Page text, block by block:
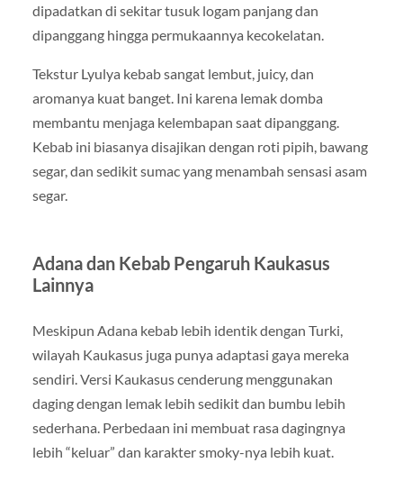
dipadatkan di sekitar tusuk logam panjang dan
dipanggang hingga permukaannya kecokelatan.
Tekstur Lyulya kebab sangat lembut, juicy, dan
aromanya kuat banget. Ini karena lemak domba
membantu menjaga kelembapan saat dipanggang.
Kebab ini biasanya disajikan dengan roti pipih, bawang
segar, dan sedikit sumac yang menambah sensasi asam
segar.
Adana dan Kebab Pengaruh Kaukasus
Lainnya
Meskipun Adana kebab lebih identik dengan Turki,
wilayah Kaukasus juga punya adaptasi gaya mereka
sendiri. Versi Kaukasus cenderung menggunakan
daging dengan lemak lebih sedikit dan bumbu lebih
sederhana. Perbedaan ini membuat rasa dagingnya
lebih “keluar” dan karakter smoky-nya lebih kuat.